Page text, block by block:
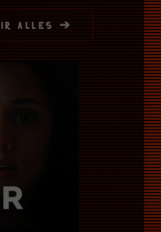
alles ➔